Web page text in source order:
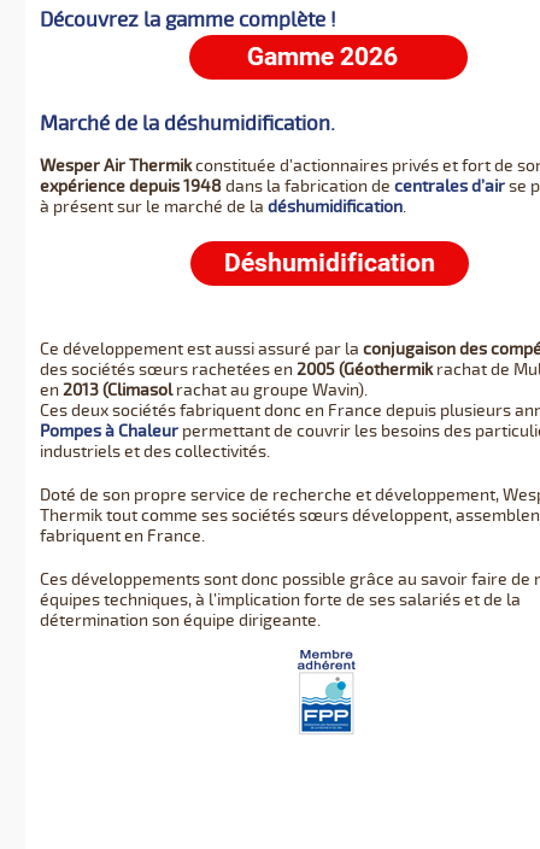
Découvrez la gamme complète !
Marché de la déshumidification.
Wesper Air Thermikconstituée d’actionnaires privés et fort de
expérience depuis 1948 dans la fabrication de centrales d’airse
à présent sur le marché de la déshumidification.
Ce développement est aussi assuré par la conjugaison des
des sociétés sœurs rachetées en 2005 (Géothermikrachat de
en 2013 (Climasolrachat au groupe Wavin).
Ces deux sociétés fabriquent donc en France depuis plusieurs
Pompes à Chaleur permettant de couvrir les besoins des
industriels et des collectivités.
Doté de son propre service de recherche et développement,
Thermik tout comme ses sociétés sœurs développent,
fabriquent en France.
Ces développements sont donc possible grâce au savoir faire de
équipes techniques, à l’implication forte de ses salariés et de la
détermination son équipe dirigeante.